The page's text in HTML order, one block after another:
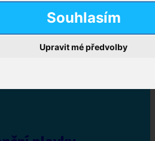
Souhlasím
Upravit mé předvolby
vložky